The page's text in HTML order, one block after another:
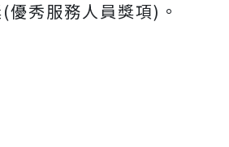
秀服務人員獎項)。